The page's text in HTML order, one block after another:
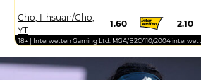
Cho, I-hsuan/Cho,
YT
1.60 2.10
18+ | Interwetten Gaming Ltd. MGA/B2C/110/2004